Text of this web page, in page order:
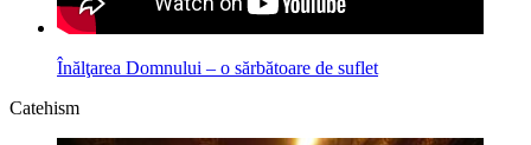
Înălţarea Domnului – o sărbătoare de suflet
Catehism